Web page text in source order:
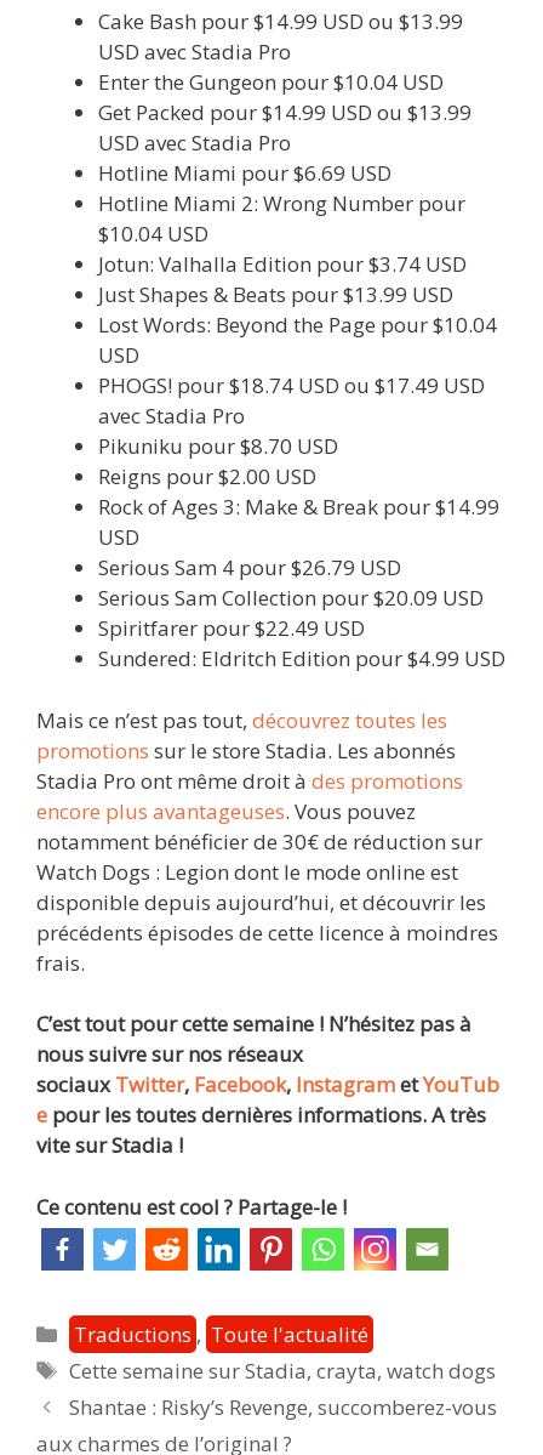
Cake Bash pour $14.99 USD ou $13.99
USD avec Stadia Pro
Enter the Gungeon pour $10.04 USD
Get Packed pour $14.99 USD ou $13.99
USD avec Stadia Pro
Hotline Miami pour $6.69 USD
Hotline Miami 2: Wrong Number pour
$10.04 USD
Jotun: Valhalla Edition pour $3.74 USD
Just Shapes & Beats pour $13.99 USD
Lost Words: Beyond the Page pour $10.04
USD
PHOGS! pour $18.74 USD ou $17.49 USD
avec Stadia Pro
Pikuniku pour $8.70 USD
Reigns pour $2.00 USD
Rock of Ages 3: Make & Break pour $14.99
USD
Serious Sam 4 pour $26.79 USD
Serious Sam Collection pour $20.09 USD
Spiritfarer pour $22.49 USD
Sundered: Eldritch Edition pour $4.99 USD
Mais ce n’est pas tout, découvrez toutes les
promotions sur le store Stadia. Les abonnés
Stadia Pro ont même droit à des promotions
encore plus avantageuses. Vous pouvez
notamment bénéficier de 30€ de réduction sur
Watch Dogs : Legion dont le mode online est
disponible depuis aujourd’hui, et découvrir les
précédents épisodes de cette licence à moindres
frais.
C’est tout pour cette semaine ! N’hésitez pas à
nous suivre sur nos réseaux
sociauxTwitter, Facebook, InstagrametYouTub
e pour les toutes dernières informations. A très
vite sur Stadia !
Ce contenu est cool ? Partage-le !
Catégories
Traductions , Toute l'actualité
Étiquettes
Cette semaine sur Stadia,crayta,watch dogs
Post
navigation
Shantae : Risky’s Revenge, succomberez-vous
aux charmes de l’original ?